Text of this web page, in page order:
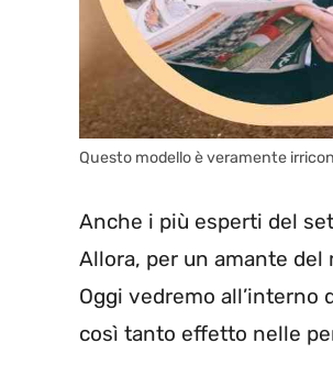
Questo modello è veramente
Anche i più esperti del
Allora, per un amante
Oggi vedremo
così tanto effetto nelle